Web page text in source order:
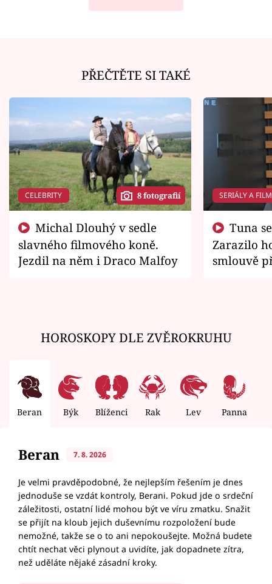
PŘEČTĚTE SI TAKÉ
CELEBRITY 8 fotografií
slavného filmového koně.
Jezdil na něm i Draco Malfoy
SERIÁLY A
Zarazilo
smlouvě
HOROSKOPY DLE ZVĚROKRUHU
Beran Býk Blíženci Rak Lev Panna
Beran 7. 8. 2026
Je velmi pravděpodobné, že nejlepším řešením je dnes
jednoduše se vzdát kontroly, Berani. Pokud jde o srdeční
záležitosti, ostatní lidé mohou být ve víru zmatku. Snažit
se přijít na kloub jejich duševnímu rozpoložení bude
nemožné, takže se o to ani nepokoušejte. Možná budete
chtít nechat věci plynout a uvidíte, jak dopadnete zítra,
než uděláte nějaké zásadní kroky.